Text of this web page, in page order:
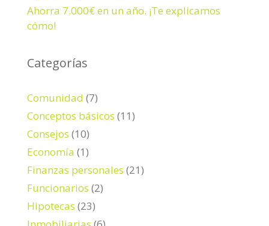
Ahorra 7.000€ en un año. ¡Te explicamos
cómo!
Categorías
Comunidad (7)
Conceptos básicos (11)
Consejos (10)
Economía (1)
Finanzas personales (21)
Funcionarios (2)
Hipotecas (23)